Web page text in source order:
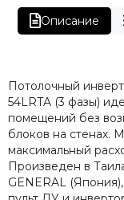
Описание
Потолочный
54LRTA (3 фазы)
помещений без
блоков на стенах.
максимальный
Произведен в
GENERAL